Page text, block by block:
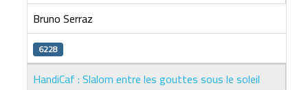
Bruno Serraz
6228
HandiCaf : Slalom entre les gouttes sous le soleil